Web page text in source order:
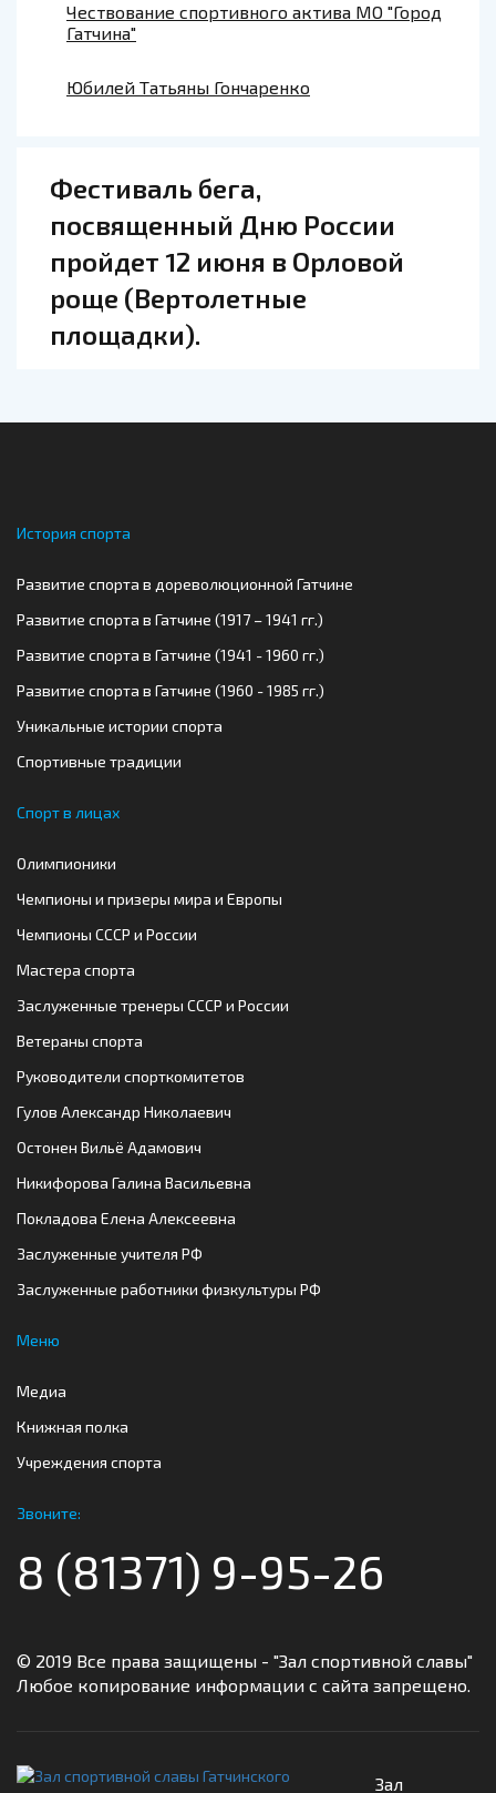
Чествование спортивного актива МО "Город
Гатчина"
Юбилей Татьяны Гончаренко
Фестиваль бега,
посвященный Дню России
пройдет 12 июня в Орловой
роще (Вертолетные
площадки).
История спорта
Развитие спорта в дореволюционной Гатчине
Развитие спорта в Гатчине (1917 – 1941 гг.)
Развитие спорта в Гатчине (1941 - 1960 гг.)
Развитие спорта в Гатчине (1960 - 1985 гг.)
Уникальные истории спорта
Спортивные традиции
Спорт в лицах
Олимпионики
Чемпионы и призеры мира и Европы
Чемпионы СССР и России
Мастера спорта
Заслуженные тренеры СССР и России
Ветераны спорта
Руководители спорткомитетов
Гулов Александр Николаевич
Остонен Вильё Адамович
Никифорова Галина Васильевна
Покладова Елена Алексеевна
Заслуженные учителя РФ
Заслуженные работники физкультуры РФ
Меню
Медиа
Книжная полка
Учреждения спорта
Звоните:
8 (81371) 9-95-26
© 2019 Все права защищены - "Зал спортивной славы"
Любое копирование информации с сайта запрещено.
Зал